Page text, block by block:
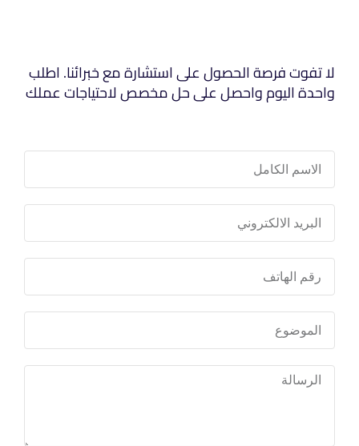
لا تفوت فرصة الحصول على استشارة مع خبرائنا. اطلب
واحدة اليوم واحصل على حل مخصص لاحتياجات عملك